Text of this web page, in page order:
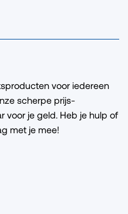
voor iedereen
scherpe prijs-
voor je geld. Heb je hulp of
met je mee!